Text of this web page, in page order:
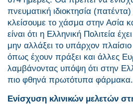
πνευματική ιδιοκτησία
κλείσουμε το χάσμα στην Ασία
είναι ότι η Ελληνική Πολιτεία
μην αλλάξει το υπάρχον πλαίσιο
όπως έχουν πράξει και άλλες
λαμβάνοντας υπόψη ότι στην
πιο φθηνά πρωτότυπα φάρμακα.
Ενίσχυση κλινικών μελετών